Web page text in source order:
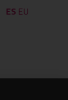
ES EU